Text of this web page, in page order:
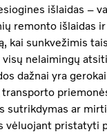
išlaidas –
remonto išlaidas
kai sunkvežimis
nelaimingų
dažnai yra
sutrikdymas ar
vėluojant pristatyti